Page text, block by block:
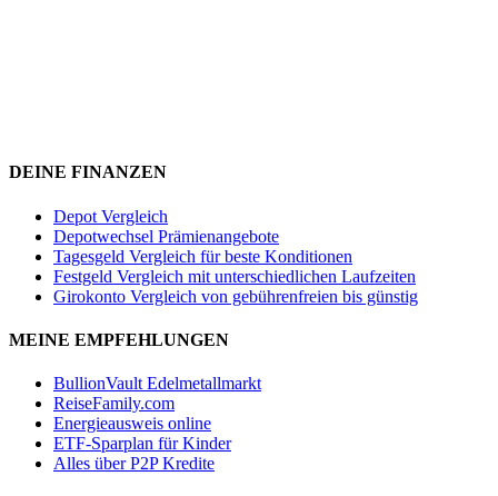
DEINE FINANZEN
Depot Vergleich
Depotwechsel Prämienangebote
Tagesgeld Vergleich für beste Konditionen
Festgeld Vergleich mit unterschiedlichen Laufzeiten
Girokonto Vergleich von gebührenfreien bis günstig
MEINE EMPFEHLUNGEN
BullionVault Edelmetallmarkt
ReiseFamily.com
Energieausweis online
ETF-Sparplan für Kinder
Alles über P2P Kredite